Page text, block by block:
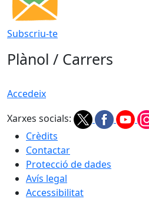
Subscriu-te
Plànol / Carrers
Accedeix
Xarxes socials:
Crèdits
Contactar
Protecció de dades
Avís legal
Accessibilitat